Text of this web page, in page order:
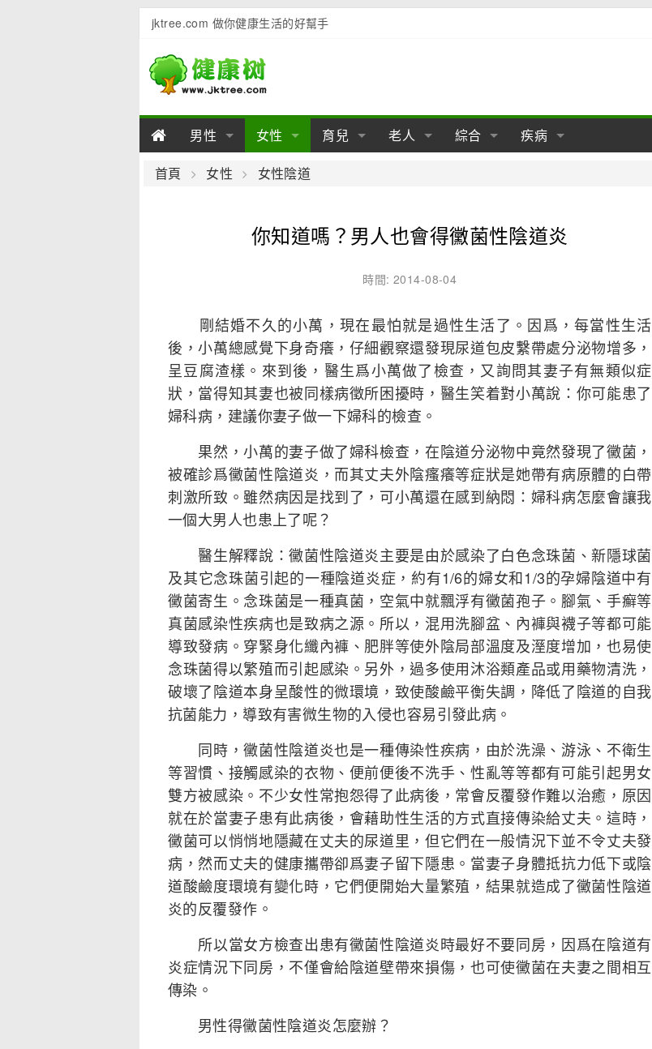
jktree.com 做你健康生活的好幫手
男性
男性陽痿
男性早泄
男性用品 男性疾病
女性
女性乳房
女性飲食
女性生理 女性疾病
育兒
幼兒期
學前期 母嬰用品
老人
老人用品
老人護理
綜合
亞健康
急救自救
疾病
肛腸科
內科
首頁 女性 女性陰道
你知道嗎？男人也會得黴菌性陰道炎
時間: 2014-08-04
剛結婚不久的小萬，現在最怕就是過性生活了。因爲，每當性生活
後，小萬總感覺下身奇癢，仔細觀察還發現尿道包皮繫帶處分泌物增多，
呈豆腐渣樣。來到後，醫生爲小萬做了檢查，又詢問其妻子有無類似症
狀，當得知其妻也被同樣病徵所困擾時，醫生笑着對小萬說：你可能患了
婦科病，建議你妻子做一下婦科的檢查。
果然，小萬的妻子做了婦科檢查，在陰道分泌物中竟然發現了黴菌，
被確診爲黴菌性陰道炎，而其丈夫外陰瘙癢等症狀是她帶有病原體的白帶
刺激所致。雖然病因是找到了，可小萬還在感到納悶：婦科病怎麼會讓我
一個大男人也患上了呢？
醫生解釋說：黴菌性陰道炎主要是由於感染了白色念珠菌、新隱球菌
及其它念珠菌引起的一種陰道炎症，約有1/6的婦女和1/3的孕婦陰道中有
黴菌寄生。念珠菌是一種真菌，空氣中就飄浮有黴菌孢子。腳氣、手癬等
真菌感染性疾病也是致病之源。所以，混用洗腳盆、內褲與襪子等都可能
導致發病。穿緊身化纖內褲、肥胖等使外陰局部溫度及溼度增加，也易使
念珠菌得以繁殖而引起感染。另外，過多使用沐浴類產品或用藥物清洗，
破壞了陰道本身呈酸性的微環境，致使酸鹼平衡失調，降低了陰道的自我
抗菌能力，導致有害微生物的入侵也容易引發此病。
同時，黴菌性陰道炎也是一種傳染性疾病，由於洗澡、游泳、不衛生
等習慣、接觸感染的衣物、便前便後不洗手、性亂等等都有可能引起男女
雙方被感染。不少女性常抱怨得了此病後，常會反覆發作難以治癒，原因
就在於當妻子患有此病後，會藉助性生活的方式直接傳染給丈夫。這時，
黴菌可以悄悄地隱藏在丈夫的尿道里，但它們在一般情況下並不令丈夫發
病，然而丈夫的健康攜帶卻爲妻子留下隱患。當妻子身體抵抗力低下或陰
道酸鹼度環境有變化時，它們便開始大量繁殖，結果就造成了黴菌性陰道
炎的反覆發作。
所以當女方檢查出患有黴菌性陰道炎時最好不要同房，因爲在陰道有
炎症情況下同房，不僅會給陰道壁帶來損傷，也可使黴菌在夫妻之間相互
傳染。
男性得黴菌性陰道炎怎麼辦？